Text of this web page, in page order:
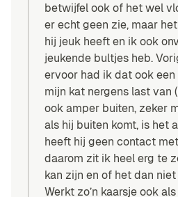
betwijfel ook of het wel
er echt geen zie, maar
hij jeuk heeft en ik ook
jeukende bultjes heb.
ervoor had ik dat ook
mijn kat nergens last van
ook amper buiten, zeker
als hij buiten komt, is het
heeft hij geen contact
daarom zit ik heel erg te
kan zijn en of het dan
Werkt zo’n kaarsje ook